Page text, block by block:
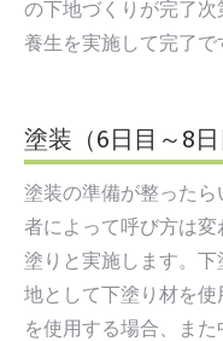
の下地づくりが完了
養生を実施して完了で
塗装（6日目～8日
塗装の準備が整った
者によって呼び方は
塗りと実施します。
地として下塗り材を
を使用する場合、ま